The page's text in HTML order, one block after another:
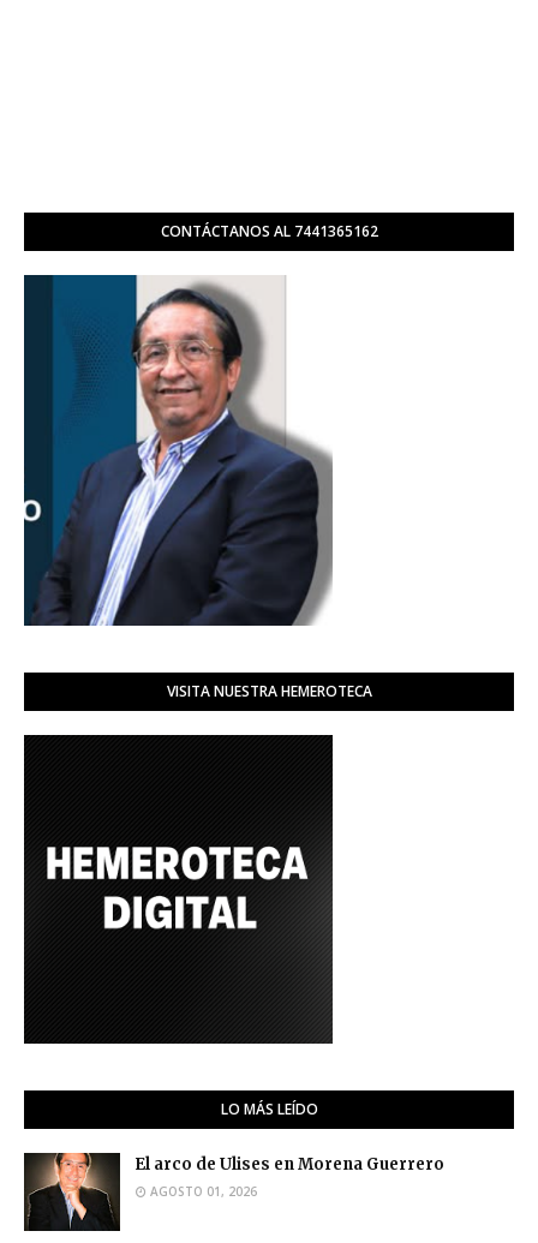
CONTÁCTANOS AL 7441365162
VISITA NUESTRA HEMEROTECA
LO MÁS LEÍDO
El arco de Ulises en Morena Guerrero
AGOSTO 01, 2026